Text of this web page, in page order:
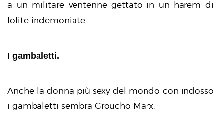
a un militare ventenne gettato in un harem di
lolite indemoniate.
I gambaletti.
Anche la donna più sexy del mondo con indosso
i gambaletti sembra Groucho Marx.